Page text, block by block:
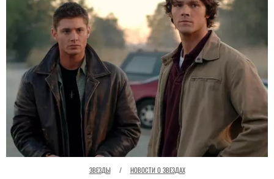
ЗВЕЗДЫ / НОВОСТИ О ЗВЕЗДАХ